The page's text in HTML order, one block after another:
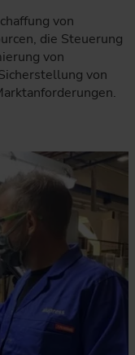
von
die Steuerung
von
von